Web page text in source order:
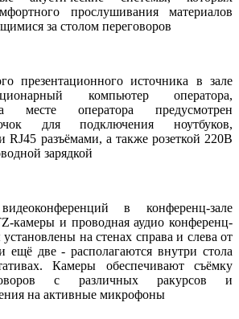
прослушивания материалов
за столом переговоров
презентационного источника в зале
компьютер оператора,
месте оператора предусмотрен
для подключения ноутбуков,
разъёмами, а также розеткой 220В
зарядкой
в конференц-зале
камеры и проводная аудио конференц-
на стенах справа и слева от
ещё две - располагаются внутри стола
Камеры обеспечивают съёмку
с различных ракурсов и
на активные микрофоны